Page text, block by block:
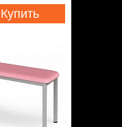
Купить